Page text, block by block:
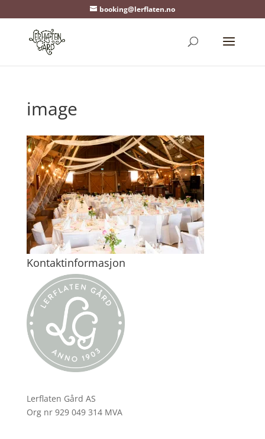
booking@lerflaten.no
image
Kontaktinformasjon
Lerflaten Gård AS
Org nr 929 049 314 MVA